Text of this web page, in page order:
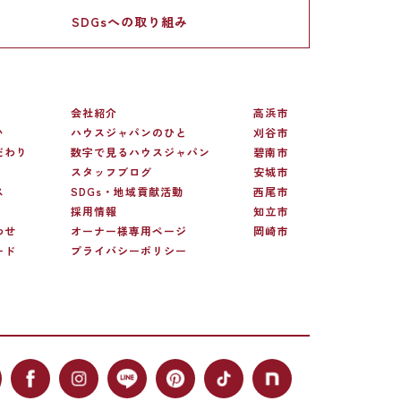
SDGsへの取り組み
り
せ
ド
会社紹介
ハウスジャパンのひと
数字で見るハウスジャパン
スタッフブログ
SDGs・地域貢献活動
採用情報
オーナー様専用ページ
プライバシーポリシー
高浜市
刈谷市
碧南市
安城市
西尾市
知立市
岡崎市